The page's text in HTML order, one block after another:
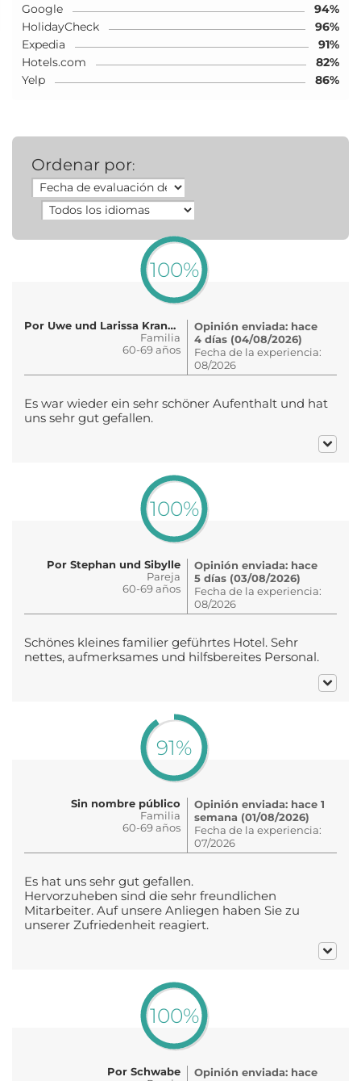
Google
94%
HolidayCheck
96%
Expedia
91%
Hotels.com
82%
Yelp
86%
Ordenar por:
100%
Por Uwe und Larissa Krannich
Familia
60-69 años
Opinión enviada: hace
4 días (04/08/2026)
Fecha de la experiencia:
08/2026
Es war wieder ein sehr schöner Aufenthalt und hat
uns sehr gut gefallen.
100%
Por Stephan und Sibylle
Pareja
60-69 años
Opinión enviada: hace
5 días (03/08/2026)
Fecha de la experiencia:
08/2026
Schönes kleines familier geführtes Hotel. Sehr
nettes, aufmerksames und hilfsbereites Personal.
91%
Sin nombre público
Familia
60-69 años
Opinión enviada: hace 1
semana (01/08/2026)
Fecha de la experiencia:
07/2026
Es hat uns sehr gut gefallen.
Hervorzuheben sind die sehr freundlichen
Mitarbeiter. Auf unsere Anliegen haben Sie zu
unserer Zufriedenheit reagiert.
100%
Por Schwabe
Opinión enviada: hace